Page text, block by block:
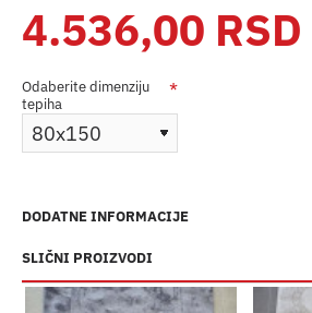
4.536,00 RSD
Odaberite dimenziju
tepiha
SLIČNI PROIZVODI
DODATNE INFORMACIJE